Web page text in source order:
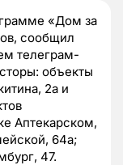
«Дом за
сообщил
телеграм-
объекты
2а и
Аптекарском,
64а;
47.